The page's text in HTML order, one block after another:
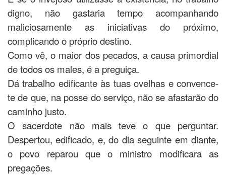
digno, não gastaria tempo acompanhando
maliciosamente as iniciativas do próximo,
complicando o próprio destino.
Como vê, o maior dos pecados, a causa primordial
de todos os males, é a preguiça.
Dá trabalho edificante às tuas ovelhas e convence-
te de que, na posse do serviço, não se afastarão do
caminho justo.
O sacerdote não mais teve o que perguntar.
Despertou, edificado, e, do dia seguinte em diante,
o povo reparou que o ministro modificara as
pregações.